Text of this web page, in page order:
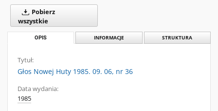
Pobierz
wszystkie
OPIS INFORMACJE STRUKTURA
Tytuł:
Głos Nowej Huty 1985. 09. 06, nr 36
Data wydania:
1985